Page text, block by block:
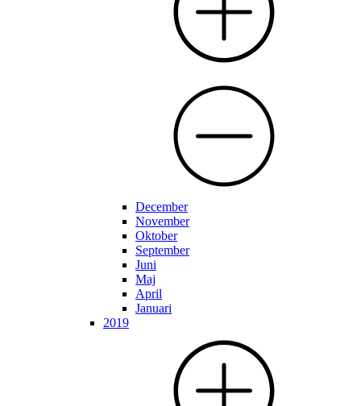
December
November
Oktober
September
Juni
Maj
April
Januari
2019